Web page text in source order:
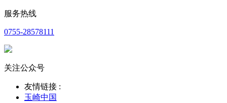
服务热线
0755-28578111
关注公众号
友情链接 :
玉崎中国